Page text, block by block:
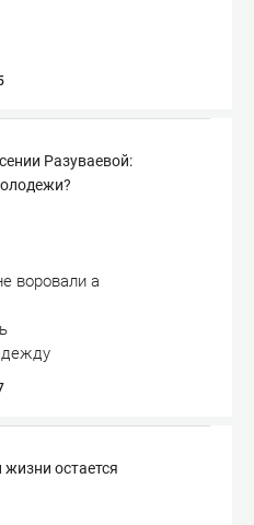
Разуваевой:
воровали а
остается